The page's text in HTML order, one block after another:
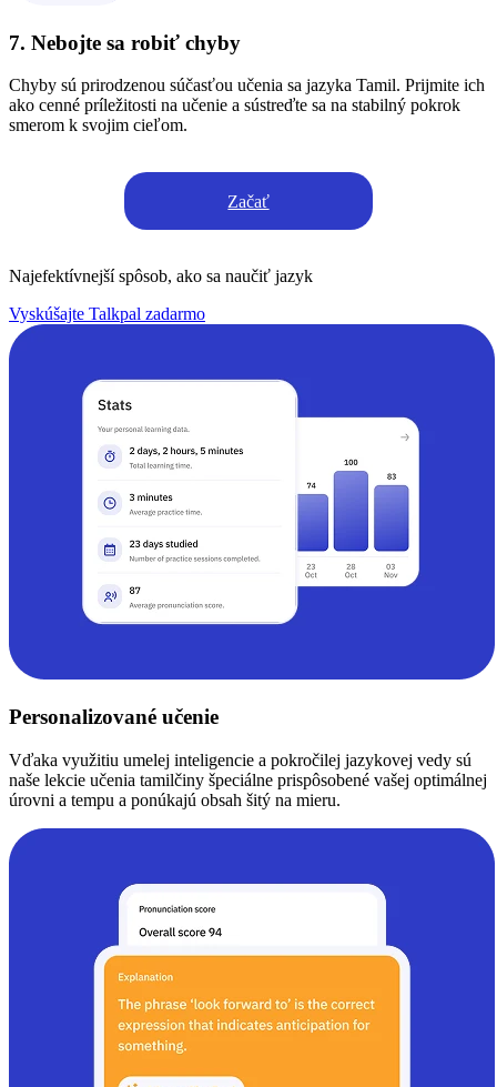
7. Nebojte sa robiť chyby
Chyby sú prirodzenou súčasťou učenia sa jazyka Tamil. Prijmite ich
ako cenné príležitosti na učenie a sústreďte sa na stabilný pokrok
smerom k svojim cieľom.
Začať
Najefektívnejší spôsob, ako sa naučiť jazyk
Vyskúšajte Talkpal zadarmo
Personalizované učenie
Vďaka využitiu umelej inteligencie a pokročilej jazykovej vedy sú
naše lekcie učenia tamilčiny špeciálne prispôsobené vašej optimálnej
úrovni a tempu a ponúkajú obsah šitý na mieru.